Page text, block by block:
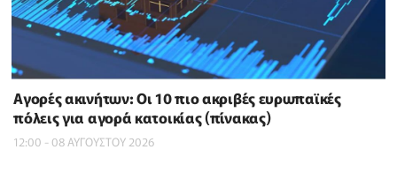
Αγορές ακινήτων: Οι 10 πιο ακριβές ευρωπαϊκές
πόλεις για αγορά κατοικίας (πίνακας)
12:00 - 08 ΑΥΓΟΥΣΤΟΥ 2026